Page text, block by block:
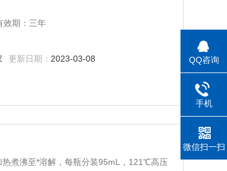
效期：三年
更新日期： 2023-03-08
煮沸至*溶解，每瓶分装95mL，121℃高压
QQ咨询
手机
微信扫一扫